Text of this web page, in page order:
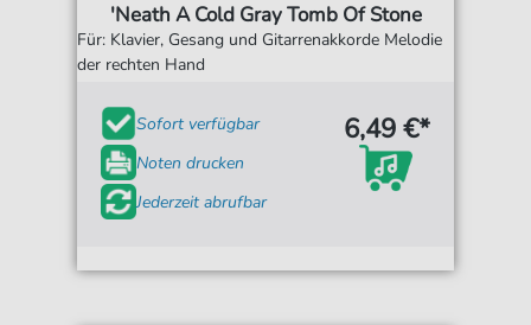
'Neath A Cold Gray Tomb Of Stone
Für: Klavier, Gesang und Gitarrenakkorde Melodie
der rechten Hand
Sofort verfügbar
Noten drucken
Jederzeit abrufbar
6,49 €*